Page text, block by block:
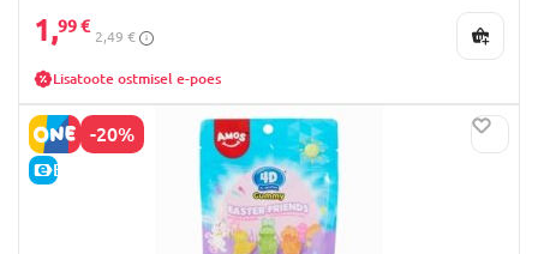
1,99 €
2,49 €
Lisatoote ostmisel e-poes
-20%
E-HIND